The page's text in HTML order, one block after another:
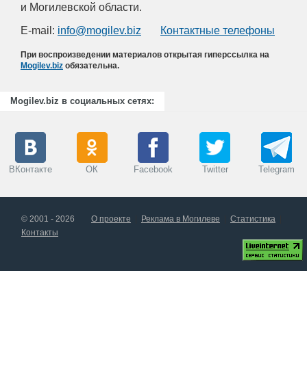
и Могилевской области.
E-mail: info@mogilev.biz Контактные телефоны
При воспроизведении материалов открытая гиперссылка на
Mogilev.biz обязательна.
Mogilev.biz в социальных сетях:
ВКонтакте ОК Facebook Twitter Telegram
© 2001 - 2026 О проекте Реклама в Могилеве
Статистика
Контакты